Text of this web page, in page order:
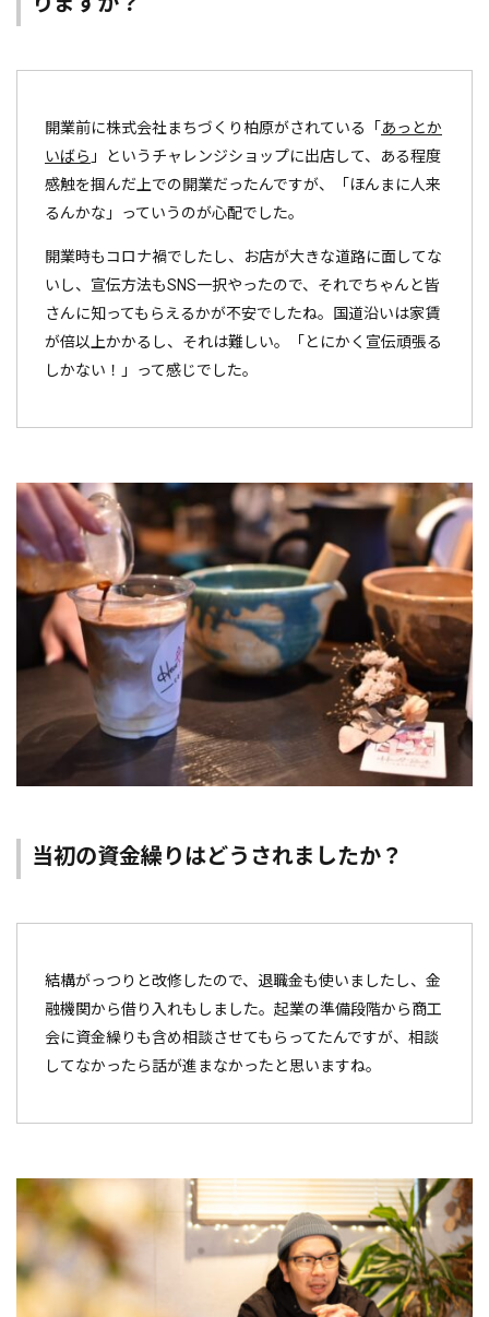
開業前に株式会社まちづくり柏原がされている「 あっとか
いばら 」というチャレンジショップに出店して、ある程度
感触を掴んだ上での開業だったんですが、「ほんまに人来
るんかな」っていうのが心配でした。
開業時もコロナ禍でしたし、お店が大きな道路に面してな
いし、宣伝方法もSNS一択やったので、それでちゃんと皆
さんに知ってもらえるかが不安でしたね。国道沿いは家賃
が倍以上かかるし、それは難しい。「とにかく宣伝頑張る
しかない！」って感じでした。
当初の資金繰りはどうされましたか？
結構がっつりと改修したので、退職金も使いましたし、金
融機関から借り入れもしました。起業の準備段階から商工
会に資金繰りも含め相談させてもらってたんですが、相談
してなかったら話が進まなかったと思いますね。